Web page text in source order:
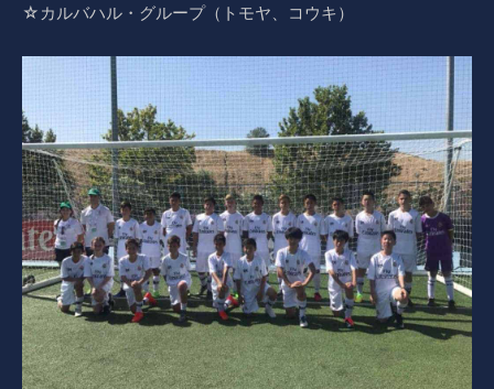
☆カルバハル・グループ（トモヤ、コウキ）